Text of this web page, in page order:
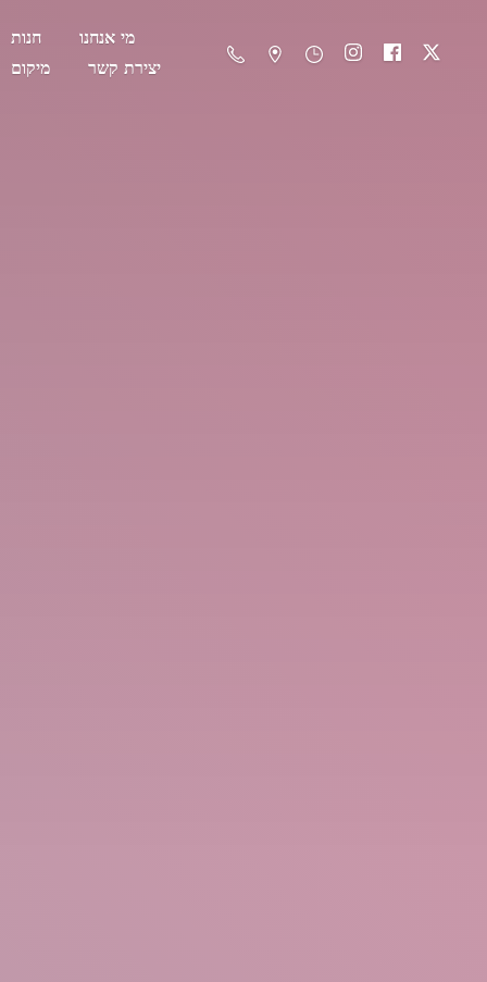
חנות
מי אנחנו
מיקום
יצירת קשר